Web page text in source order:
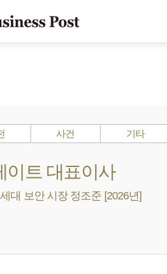
사건 기타
이트 대표이사
대 보안 시장 정조준 [2026년]